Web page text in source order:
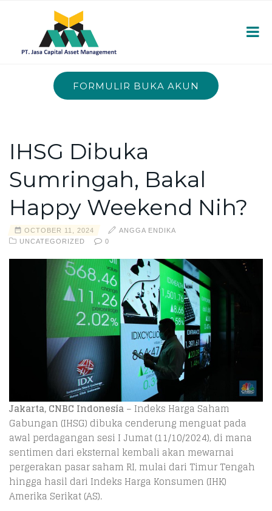
FORMULIR BUKA AKUN
IHSG Dibuka
Sumringah, Bakal
Happy Weekend Nih?
OCTOBER 11, 2024
ANGGA ENDIKA
UNCATEGORIZED
0
Jakarta, CNBC Indonesia– Indeks Harga Saham
Gabungan (IHSG) dibuka cenderung menguat pada
awal perdagangan sesi I Jumat (11/10/2024), di mana
sentimen dari eksternal kembali akan mewarnai
pergerakan pasar saham RI, mulai dari Timur Tengah
hingga hasil dari Indeks Harga Konsumen (IHK)
Amerika Serikat (AS).